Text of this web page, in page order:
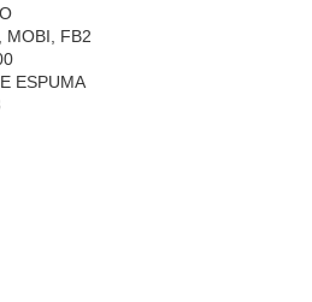
MOBI, FB2
ESPUMA